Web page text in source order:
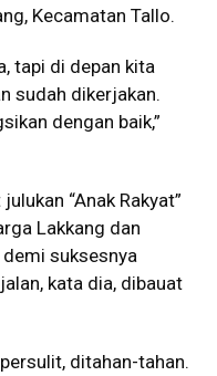
Kecamatan Tallo.
tapi di depan kita
sudah dikerjakan.
dengan baik,”
“Anak Rakyat”
Lakkang dan
suksesnya
kata dia, dibauat
ditahan-tahan.